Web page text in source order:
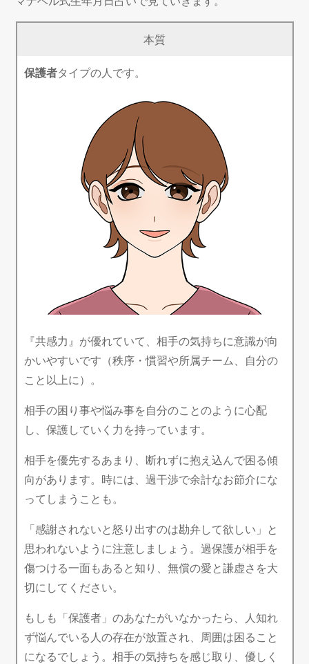
本質
保護者タイプの人です。
『共感力』が優れていて、相手の気持ちに意識が向
かいやすいです（秩序・慣習や所属チーム、自分の
こと以上に）。
相手の困り事や悩み事を自分のことのように心配
し、保護していく力を持っています。
相手を優先するあまり、断れずに抱え込んで困る傾
向があります。時には、過干渉で余計なお節介にな
ってしまうことも。
「感謝されないと怒り出すのは勘弁して欲しい」と
思われないように注意しましょう。過保護が相手を
傷つける一面もあると知り、無償の愛と謙虚さを大
切にしてください。
もしも「保護者」のあなたがいなかったら、人知れ
ず悩んでいる人の存在が放置され、周囲は困ること
になるでしょう。相手の気持ちを感じ取り、優しく